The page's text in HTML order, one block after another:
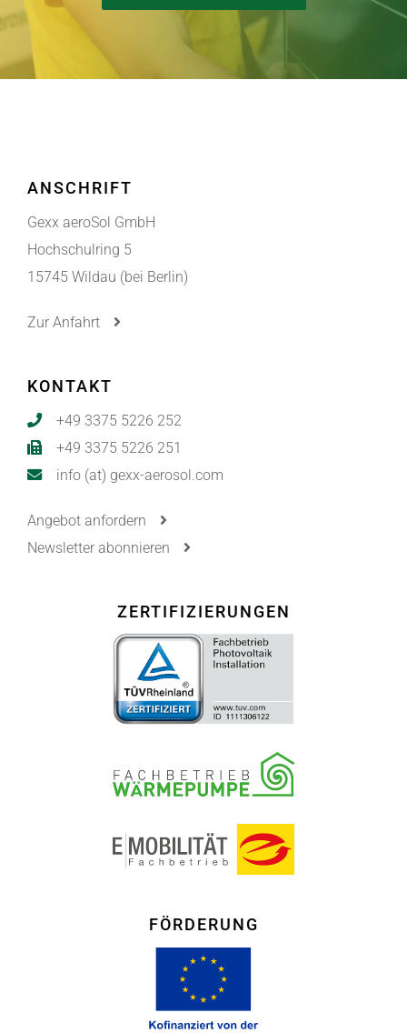
ANSCHRIFT
Gexx aeroSol GmbH
Hochschulring 5
15745 Wildau (bei Berlin)
Zur Anfahrt
KONTAKT
+49 3375 5226 252
+49 3375 5226 251
info (at) gexx-aerosol.com
Angebot anfordern
Newsletter abonnieren
ZERTIFIZIERUNGEN
FÖRDERUNG